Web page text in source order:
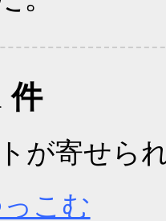
件
が寄せら
こむ